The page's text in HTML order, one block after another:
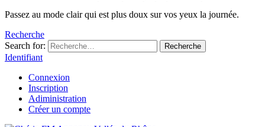
Passez au mode clair qui est plus doux sur vos yeux la journée.
Recherche
Search for:
Recherche
Identifiant
Connexion
Inscription
Adiministration
Créer un compte